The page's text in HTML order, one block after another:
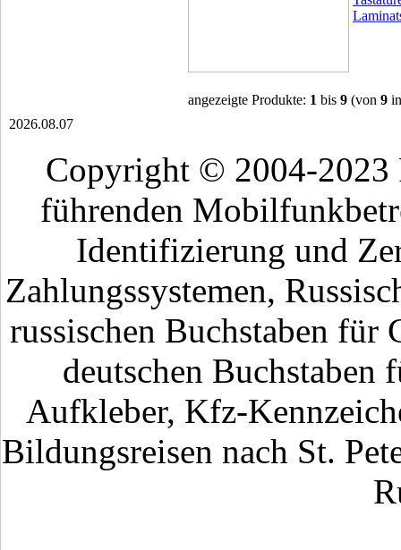
angezeigte Produkte: 1 bis 9 (von 9
2026.08.07
Copyright © 2004-
führenden
Identifizierung und
Zahlungssystemen,
russischen Buchstaben für
deutschen Buchstaben
Aufkleber, Kfz-
Bildungsreisen nach St.